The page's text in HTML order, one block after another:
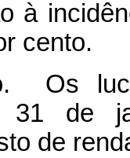
à
cento.
Os
31 de
de